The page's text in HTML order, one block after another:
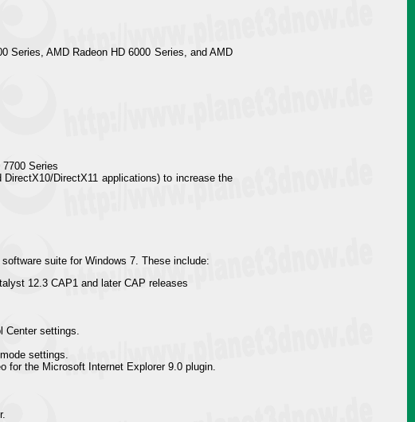
Series, AMD Radeon HD 6000 Series, and AMD
Series
DirectX11 applications) to increase the
suite for Windows 7. These include:
12.3 CAP1 and later CAP releases
Center settings.
settings.
for the Microsoft Internet Explorer 9.0 plugin.